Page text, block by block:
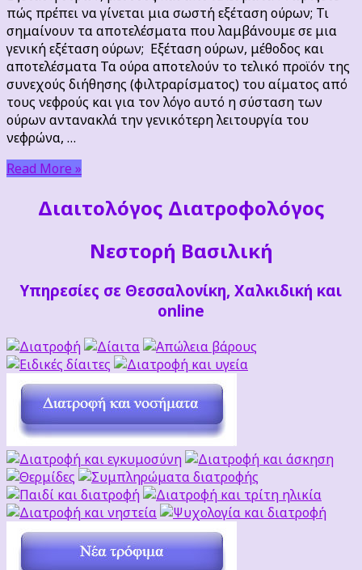
μέθοδος
και
αποτελέσματα
πώς πρέπει να γίνεται μια σωστή εξέταση ούρων; Τι
σημαίνουν τα αποτελέσματα που λαμβάνουμε σε μια
γενική εξέταση ούρων; Εξέταση ούρων, μέθοδος και
αποτελέσματα Τα ούρα αποτελούν το τελικό προϊόν της
συνεχούς διήθησης (φιλτραρίσματος) του αίματος από
τους νεφρούς και για τον λόγο αυτό η σύσταση των
ούρων αντανακλά την γενικότερη λειτουργία του
νεφρώνα, …
Read More »
Διαιτoλόγος Διατροφολόγος
Νεστορή Βασιλική
Υπηρεσίες σε Θεσσαλονίκη, Χαλκιδική και
online